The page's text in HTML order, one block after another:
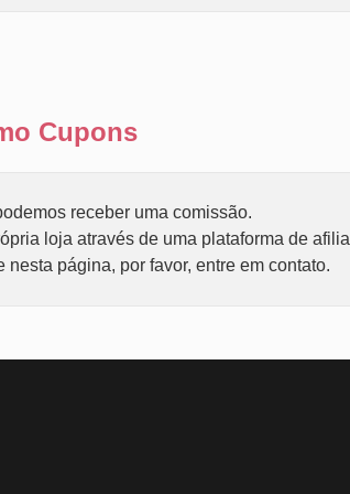
Cupons
receber uma comissão.
loja através de uma plataforma de
página, por favor, entre em contato.